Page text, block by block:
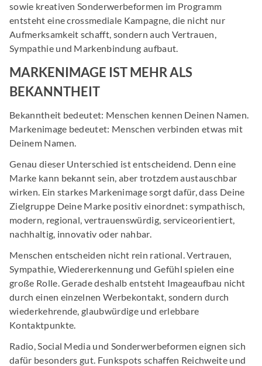
sowie kreativen Sonderwerbeformen im Programm
entsteht eine crossmediale Kampagne, die nicht nur
Aufmerksamkeit schafft, sondern auch Vertrauen,
Sympathie und Markenbindung aufbaut.
MARKENIMAGE IST MEHR ALS
BEKANNTHEIT
Bekanntheit bedeutet: Menschen kennen Deinen Namen.
Markenimage bedeutet: Menschen verbinden etwas mit
Deinem Namen.
Genau dieser Unterschied ist entscheidend. Denn eine
Marke kann bekannt sein, aber trotzdem austauschbar
wirken. Ein starkes Markenimage sorgt dafür, dass Deine
Zielgruppe Deine Marke positiv einordnet: sympathisch,
modern, regional, vertrauenswürdig, serviceorientiert,
nachhaltig, innovativ oder nahbar.
Menschen entscheiden nicht rein rational. Vertrauen,
Sympathie, Wiedererkennung und Gefühl spielen eine
große Rolle. Gerade deshalb entsteht Imageaufbau nicht
durch einen einzelnen Werbekontakt, sondern durch
wiederkehrende, glaubwürdige und erlebbare
Kontaktpunkte.
Radio, Social Media und Sonderwerbeformen eignen sich
dafür besonders gut. Funkspots schaffen Reichweite und